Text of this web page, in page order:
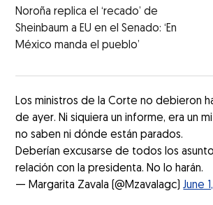
Noroña replica el ‘recado’ de
Sheinbaum a EU en el Senado: ‘En
México manda el pueblo’
Los ministros de la Corte no debieron
de ayer. Ni siquiera un informe, era un
no saben ni dónde están parados.
Deberían excusarse de todos los
relación con la presidenta. No lo harán.
— Margarita Zavala (@Mzavalagc)June